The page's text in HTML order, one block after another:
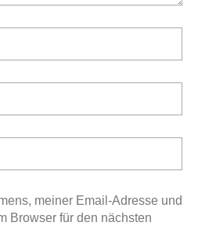
meiner Email-Adresse und
Browser für den nächsten